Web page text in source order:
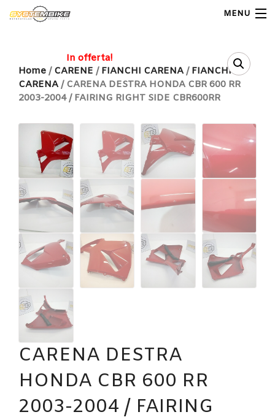
MENU
Home
Shop Ricambi
Note Generali
Carrello
Contatti
Home / CARENE / FIANCHI CARENA / FIANCHI
CARENA / CARENA DESTRA HONDA CBR 600 RR
2003-2004 / FAIRING RIGHT SIDE CBR600RR
In offerta!
CARENA DESTRA
HONDA CBR 600 RR
2003-2004 / FAIRING